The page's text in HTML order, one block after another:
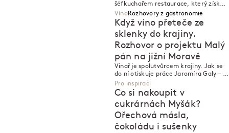
šéfkuchařem restaurace, který získal
hvězdu ve 27 letech.
VínoRozhovory z gastronomie
Když víno přeteče ze
sklenky do krajiny.
Rozhovor o projektu Malý
pán na jižní Moravě
Vinař je spolutvůrcem krajiny. Jak se
do ní otiskuje práce Jaromíra Galy – a
proč se v rámci svého vinařství pustil
také do pěstování gastronomie?
Pro inspiraci
Co si nakoupit v
cukrárnách Myšák?
Ořechová másla,
čokoládu i sušenky